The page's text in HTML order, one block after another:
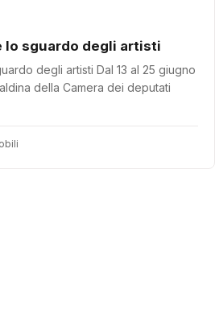
lo sguardo degli artisti
degli artisti Dal 13 al 25 giugno
della Camera dei deputati